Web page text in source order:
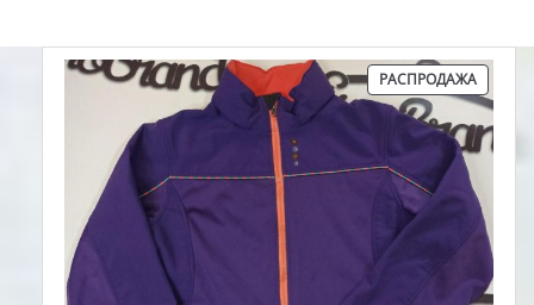
РАСПРОДАЖА
ТОВАР